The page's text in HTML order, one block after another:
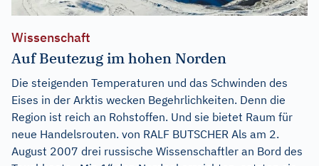
Wissenschaft
Auf Beutezug im hohen Norden
Die steigenden Temperaturen und das Schwinden des
Eises in der Arktis wecken Begehrlichkeiten. Denn die
Region ist reich an Rohstoffen. Und sie bietet Raum für
neue Handelsrouten. von RALF BUTSCHER Als am 2.
August 2007 drei russische Wissenschaftler an Bord des